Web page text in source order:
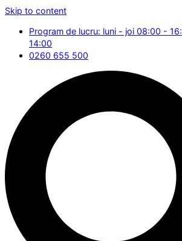
Skip to content
Program de lucru: luni - joi 08:00 -
14:00
0260 655 500